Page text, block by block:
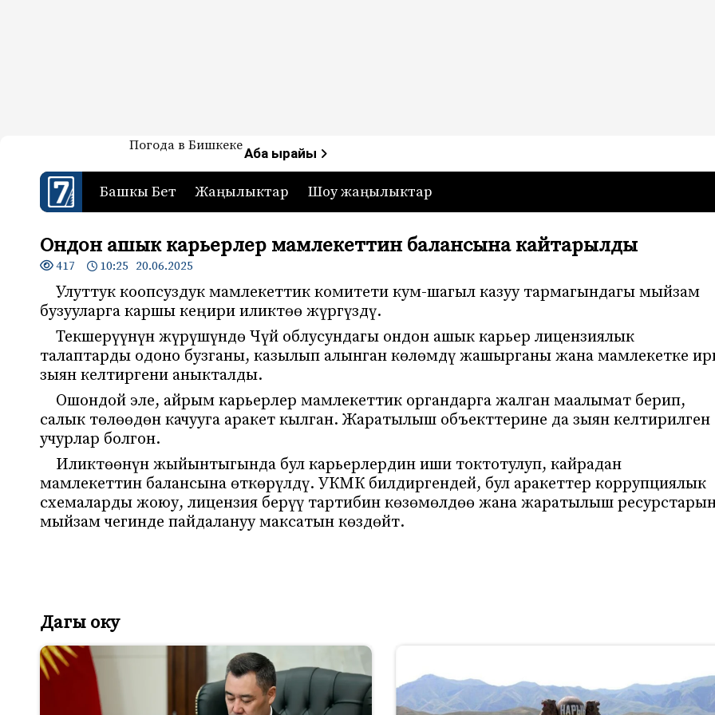
7-канал. Жаңылыктар — Кыргызстан
Жаңылыктар — Кыргызстан
Погода в БишкекеАба ырайы
Башкы Бет Жаңылыктар Шоу жаңылыктар
Ондон ашык карьерлер мамлекеттин балансына кайтарылды
417 10:25 20.06.2025
Улуттук коопсуздук мамлекеттик комитети кум-шагыл казуу тармагындагы мыйзам
бузууларга каршы кеңири иликтөө жүргүздү.
Текшерүүнүн жүрүшүндө Чүй облусундагы ондон ашык карьер лицензиялык
талаптарды одоно бузганы, казылып алынган көлөмдү жашырганы жана мамлекетке
зыян келтиргени аныкталды.
Ошондой эле, айрым карьерлер мамлекеттик органдарга жалган маалымат берип,
салык төлөөдөн качууга аракет кылган. Жаратылыш объекттерине да зыян келтирилген
учурлар болгон.
Иликтөөнүн жыйынтыгында бул карьерлердин иши токтотулуп, кайрадан
мамлекеттин балансына өткөрүлдү. УКМК билдиргендей, бул аракеттер коррупциялык
схемаларды жоюу, лицензия берүү тартибин көзөмөлдөө жана жаратылыш
мыйзам чегинде пайдалануу максатын көздөйт.
Дагы оку